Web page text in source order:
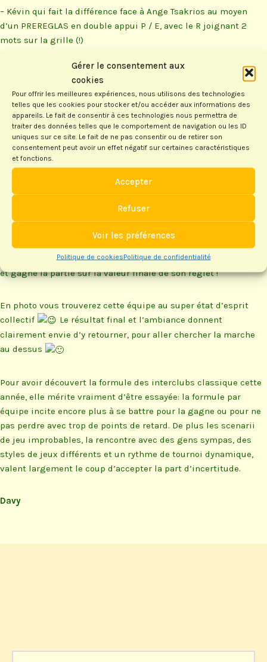
Gérer le consentement aux
cookies
Pour offrir les meilleures expériences, nous utilisons des technologies
telles que les cookies pour stocker et/ou accéder aux informations des
appareils. Le fait de consentir à ces technologies nous permettra de
traiter des données telles que le comportement de navigation ou les ID
uniques sur ce site. Le fait de ne pas consentir ou de retirer son
consentement peut avoir un effet négatif sur certaines caractéristiques
et fonctions.
Accepter
Refuser
Voir les préférences
Politique de cookiesPolitique de confidentialité
– Kévin qui fait la différence face à Ange Tsakrios au moyen
d’un PREREGLAS en double appui P / E, avec le R joignant 2
mots sur la grille (!)
– Et moi qui m’échine toute
la partie à rester dans la roue
du coriace Gilles Sauze:
après avoir encaissé un
scrabble avec joker, je
termine la partie
immédiatement après avec
un autre scrabble. Mon
refaire le plein avec les
dernières lettres du sac…
contenant 2 lettres chères et
plusieurs lettres semi-
chères: je refais mon retard
et gagne la partie sur la valeur finale de son réglet !
En photo vous trouverez cette équipe au super état d’esprit
collectif
Le résultat final et l’ambiance donnent
clairement envie d’y retourner, pour aller chercher la marche
au dessus
Pour avoir découvert la formule des interclubs classique cette
année, elle mérite vraiment d’être essayée: la formule par
équipe incite encore plus à se battre pour la gagne ou pour ne
pas perdre avec trop de points de retard. De plus les scenarii
de jeu improbables, la rencontre avec des gens sympas, des
styles de jeux différents et un rythme de tournoi dynamique,
valent largement le coup d’accepter la part d’incertitude.
Davy